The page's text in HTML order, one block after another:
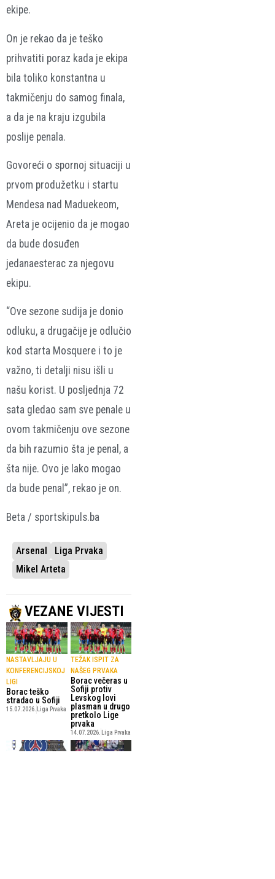
ekipe.
On je rekao da je teško
prihvatiti poraz kada je ekipa
bila toliko konstantna u
takmičenju do samog finala,
a da je na kraju izgubila
poslije penala.
Govoreći o spornoj situaciji u
prvom produžetku i startu
Mendesa nad Maduekeom,
Areta je ocijenio da je mogao
da bude dosuđen
jedanaesterac za njegovu
ekipu.
“Ove sezone sudija je donio
odluku, a drugačije je odlučio
kod starta Mosquere i to je
važno, ti detalji nisu išli u
našu korist. U posljednja 72
sata gledao sam sve penale u
ovom takmičenju ove sezone
da bih razumio šta je penal, a
šta nije. Ovo je lako mogao
da bude penal”, rekao je on.
Beta / sportskipuls.ba
Arsenal
Liga Prvaka
Mikel Arteta
VEZANE VIJESTI
NASTAVLJAJU U
KONFERENCIJSKOJ
LIGI
Borac teško
stradao u Sofiji
15.07.2026. Liga Prvaka
TEŽAK ISPIT ZA
NAŠEG PRVAKA
Borac večeras u
Sofiji protiv
Levskog lovi
plasman u drugo
pretkolo Lige
prvaka
14.07.2026. Liga Prvaka